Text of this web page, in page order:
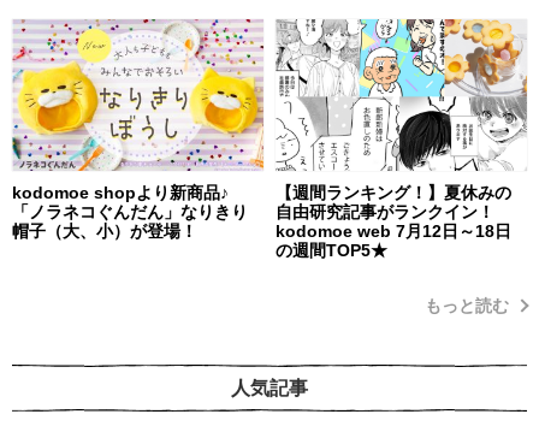
kodomoe shopより新商品♪
「ノラネコぐんだん」なりきり
帽子（大、小）が登場！
【週間ランキング！】夏休みの
自由研究記事がランクイン！
kodomoe web 7月12日～18日
の週間TOP5★
もっと読む
人気記事